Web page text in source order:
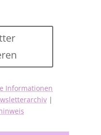
Informationen
|